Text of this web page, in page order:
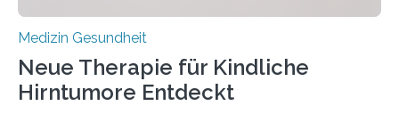
Medizin Gesundheit
Neue Therapie für Kindliche
Hirntumore Entdeckt